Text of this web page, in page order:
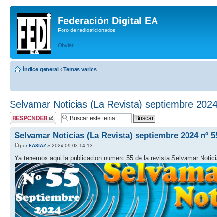
Federación Digital EA
Foro de radioaficionados
Obviar
Índice general ‹ Temas varios
Selvamar Noticias (La Revista) septiembre
Publicar una
respuesta
Selvamar Noticias (La Revista) septiembre 2024 nº
porEA3IAZ » 2024-09-03 14:13
Ya tenemos aqui la publicacion numero 55 de la revista Selvamar